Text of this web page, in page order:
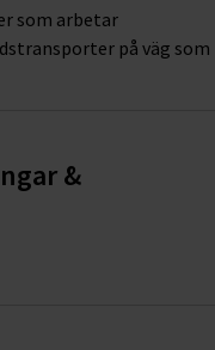
som arbetar
på väg som
&